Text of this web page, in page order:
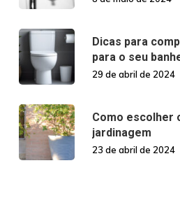
Dicas para
para o seu
29 de abril de 2024
Como escolher
jardinagem
23 de abril de 2024